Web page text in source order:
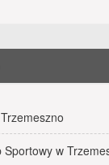
Sportowy w